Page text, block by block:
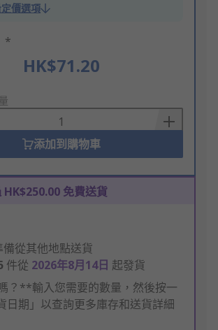
價選項
*
HK$71.20
添加到購物車
HK$250.00 免費送貨
備從其他地點送貨
件從 2026年8月14日 起發貨
？**輸入您需要的數量，然後按一
日期」以查詢更多庫存和送貨詳細